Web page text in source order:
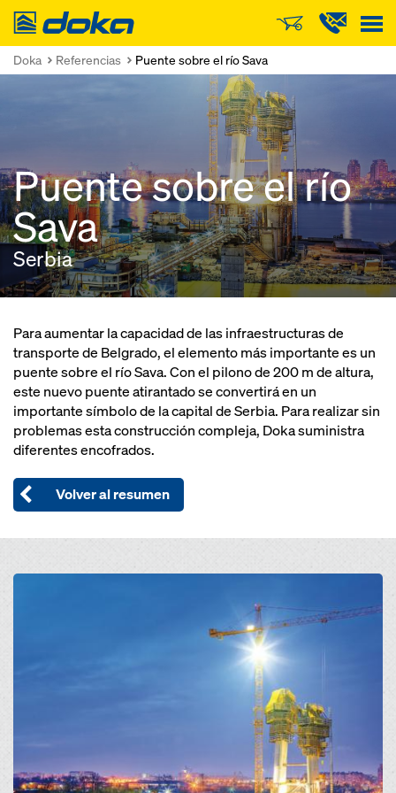
Doka
Doka Referencias Puente sobre el río Sava
Puente sobre el río
Sava
Serbia
Para aumentar la capacidad de las infraestructuras de
transporte de Belgrado, el elemento más importante es un
puente sobre el río Sava. Con el pilono de 200 m de altura,
este nuevo puente atirantado se convertirá en un
importante símbolo de la capital de Serbia. Para realizar sin
problemas esta construcción compleja, Doka suministra
diferentes encofrados.
Volver al resumen
Open